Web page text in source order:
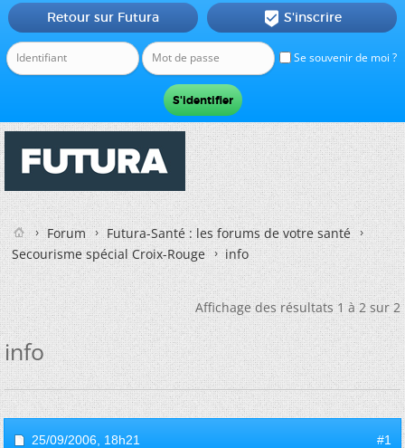
Se souvenir de moi ?
Retour sur Futura  S'inscrire
Forum
Futura-Santé : les forums de votre santé
Secourisme spécial Croix-Rouge
info
Affichage des résultats 1 à 2 sur 2
info
25/09/2006, 18h21 #1